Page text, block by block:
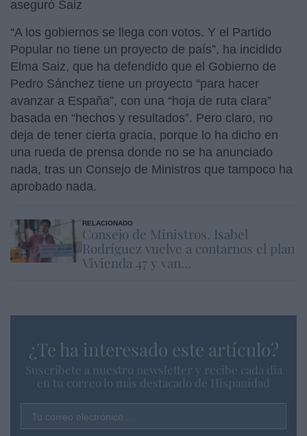
aseguró Saiz
“A los gobiernos se llega con votos. Y el Partido
Popular no tiene un proyecto de país”, ha incidido
Elma Saiz, que ha defendido que el Gobierno de
Pedro Sánchez tiene un proyecto “para hacer
avanzar a España”, con una “hoja de ruta clara”
basada en “hechos y resultados”. Pero claro, no
deja de tener cierta gracia, porque lo ha dicho en
una rueda de prensa donde no se ha anunciado
nada, tras un Consejo de Ministros que tampoco ha
aprobado nada.
RELACIONADO
Consejo de Ministros. Isabel
Rodríguez vuelve a contarnos el plan
Vivienda 47 y van...
¿Te ha interesado este artículo?
Suscríbete a nuestro newsletter y recibe cada dia
en tu correo lo más destacado de Hispanidad
Tu correo electrónico...